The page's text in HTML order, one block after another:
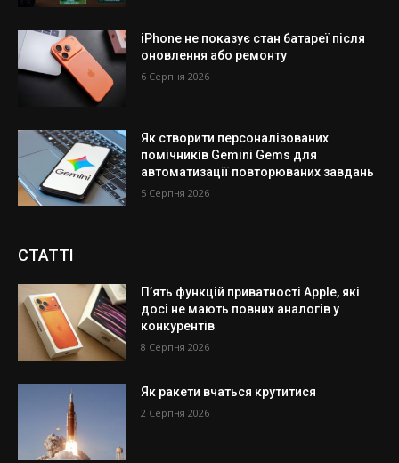
iPhone не показує стан батареї після
оновлення або ремонту
6 Серпня 2026
Як створити персоналізованих
помічників Gemini Gems для
автоматизації повторюваних завдань
5 Серпня 2026
СТАТТІ
П’ять функцій приватності Apple, які
досі не мають повних аналогів у
конкурентів
8 Серпня 2026
Як ракети вчаться крутитися
2 Серпня 2026